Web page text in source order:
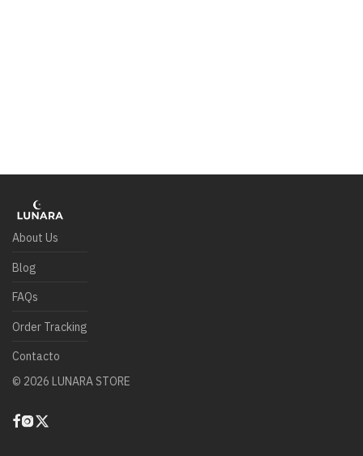
About Us
Blog
FAQs
Order Tracking
Contacto
© 2026 LUNARA STORE